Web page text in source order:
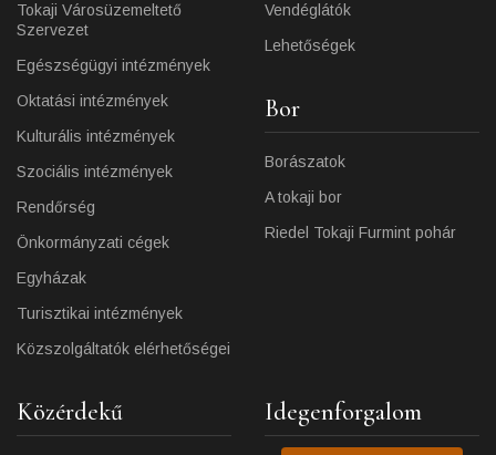
Tokaji Városüzemeltető
Szervezet
Egészségügyi intézmények
Oktatási intézmények
Kulturális intézmények
Szociális intézmények
Rendőrség
Önkormányzati cégek
Egyházak
Turisztikai intézmények
Közszolgáltatók elérhetőségei
Vendéglátók
Lehetőségek
Bor
Borászatok
A tokaji bor
Riedel Tokaji Furmint pohár
Közérdekű Idegenforgalom